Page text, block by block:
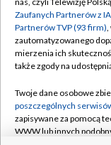
Emisja w TVP
Centrum
Naziemna
Rada
System NOS
Zaufanych Partnerów z
Partnerów TVP (93 firm),
zautomatyzowanego
mierzenia ich
także zgody na
Twoje dane osobowe
poszczególnych
zapisywane za pomocą
WWW lub innych